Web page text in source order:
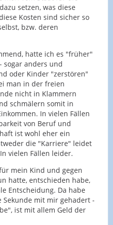
A13 mit 3 oder 4
circa 6.100€ Netto
4000 Netto. A13 mit
sogar den Single
zu einem im Verhältnis
hohen
24/7 Job sind. Und dass
kosten können. Die
mitversichert werden
das aus
setzen, was diese
Kosten sind sicher so
bzw. deren
hatte ich es "früher"
sogar anders und
oder Kinder "zerstören"
man in der freien
nicht in Klammern
schmälern somit in
In vielen Fällen
von Beruf und
ist wohl eher ein
die "Karriere" leidet
vielen Fällen leider.
mein Kind und gegen
hatte, entschieden habe,
Entscheidung. Da habe
Sekunde mit mir gehadert -
ist mit allem Geld der